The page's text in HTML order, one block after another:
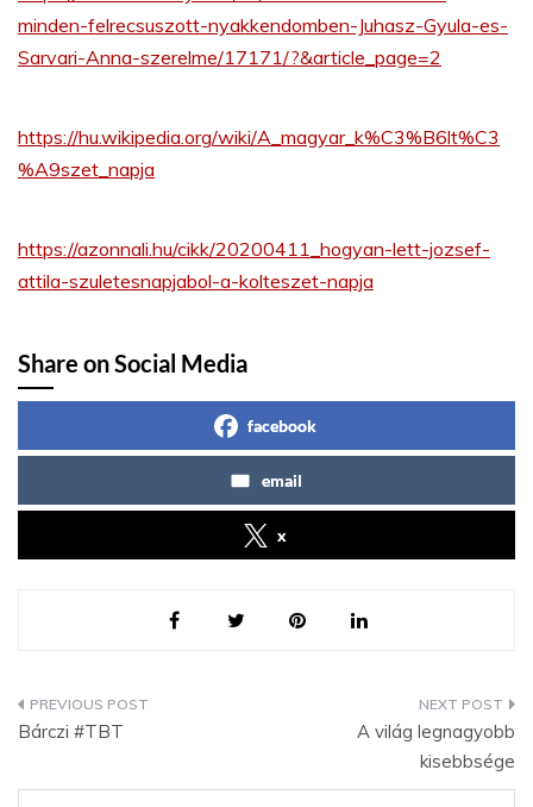
minden-felrecsuszott-nyakkendomben-Juhasz-Gyula-es-
Sarvari-Anna-szerelme/17171/?&article_page=2
https://hu.wikipedia.org/wiki/A_magyar_k%C3%B6lt%C3
%A9szet_napja
https://azonnali.hu/cikk/20200411_hogyan-lett-jozsef-
attila-szuletesnapjabol-a-kolteszet-napja
Share on Social Media
facebook
email
x
Bejegyzés
Bárczi #TBT
A világ legnagyobb
kisebbsége